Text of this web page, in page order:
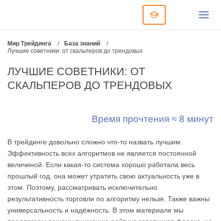
Мир Трейдинга / База знаний
/
Лучшие советники: от скальперов до трендовых
ЛУЧШИЕ СОВЕТНИКИ: ОТ
СКАЛЬПЕРОВ ДО ТРЕНДОВЫХ
Время прочтения ≈ 8 минут
В трейдинге довольно сложно что-то назвать лучшим.
Эффективность всех алгоритмов не является постоянной
величиной. Если какая-то система хорошо работала весь
прошлый год, она может утратить свою актуальность уже в
этом. Поэтому, рассматривать исключительно
результативность торговли по алгоритму нельзя. Также важны
универсальность и надёжность. В этом материале мы